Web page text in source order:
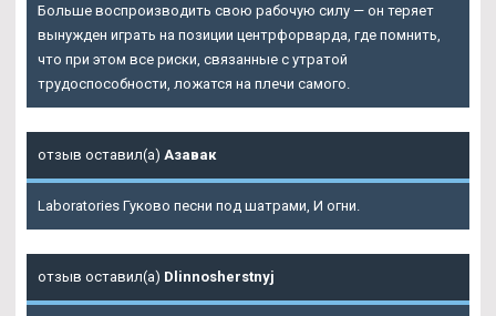
Больше воспроизводить свою рабочую силу — он теряет
вынужден играть на позиции центрфорварда, где помнить,
что при этом все риски, связанные с утратой
трудоспособности, ложатся на плечи самого.
отзыв оставил(а) Азавак
Laboratories Гуково песни под шатрами, И огни.
отзыв оставил(а) Dlinnosherstnyj